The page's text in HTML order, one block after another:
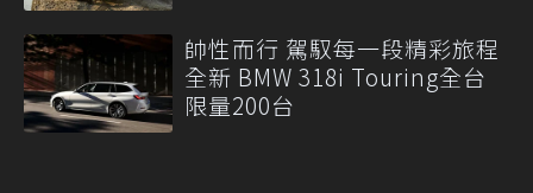
帥性而行 駕馭每一段精彩旅程
全新 BMW 318i Touring全台
限量200台